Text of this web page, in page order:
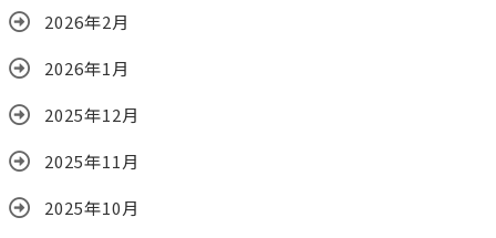
2026年2月
2026年1月
2025年12月
2025年11月
2025年10月